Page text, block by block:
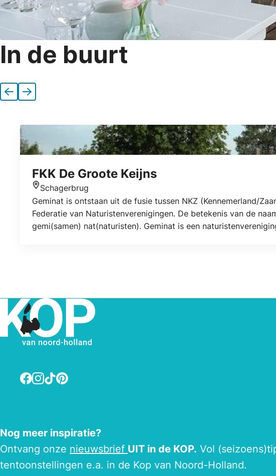
In de buurt
VorigeVolgende
FKK De Groote Keijns
Locatie
Schagerbrug
Geminat is ontstaan uit de fusie tussen NKZ (Kennemerland/
Federatie van Naturistenverenigingen. De betekenis van de
gemi(samen) nat(naturisten). Geminat is een
Facebook
Instagram
TikTokPinterest
Nog meer inspiratie?
Ontvang onze nieuwsbrief UIT in de KOP. Vol
tentoonstellingen e.a. in de Kop van Noord-Holland.